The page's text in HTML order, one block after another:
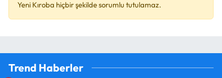
Yeni Kıroba hiçbir şekilde sorumlu tutulamaz.
Trend Haberler